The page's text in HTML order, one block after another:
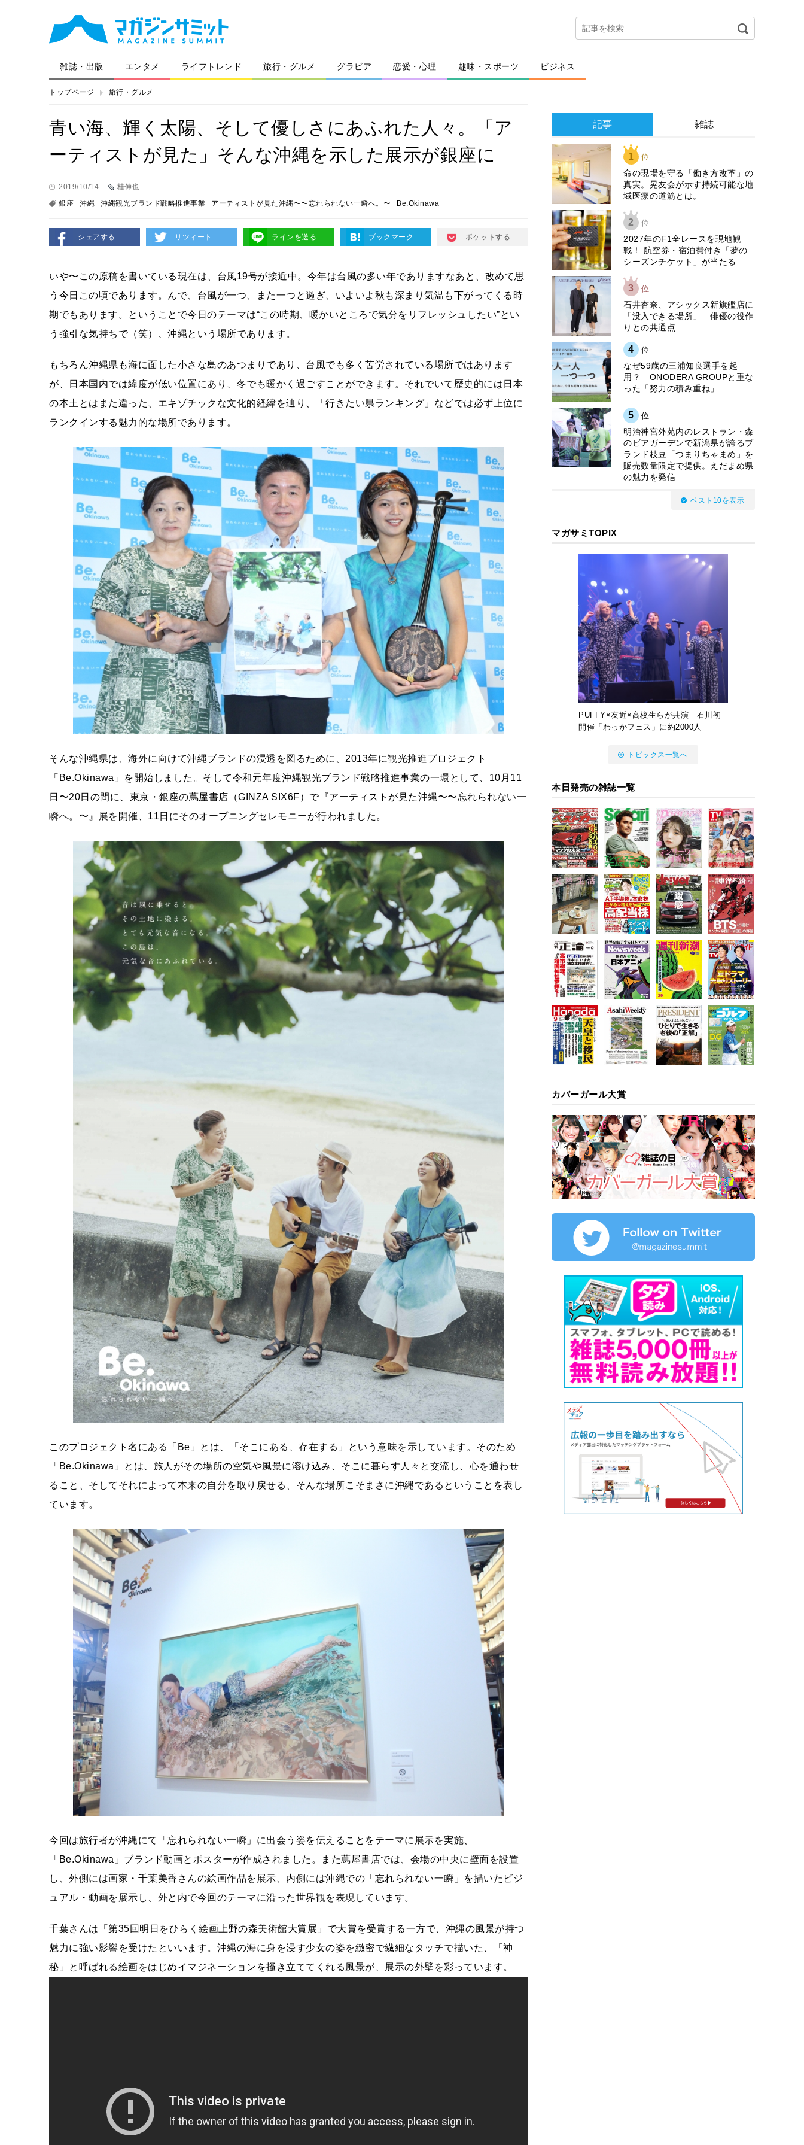
雑誌・出版 エンタメ ライフトレンド 旅行・グルメ グラビア 恋愛・心理 趣味・スポーツ ビジネス
トップページ 旅行・グルメ
青い海、輝く太陽、そして優しさにあふれた人々。「ア
ーティストが見た」そんな沖縄を示した展示が銀座に
2019/10/14
桂伸也
銀座
沖縄 沖縄観光ブランド戦略推進事業 アーティストが見た沖縄〜〜忘れられない一瞬へ。〜 Be.Okinawa
シェアする リツィート ラインを送る ブックマーク ポケットする
いや〜この原稿を書いている現在は、台風19号が接近中。今年は台風の多い年でありますなあと、改めて思
う今日この頃であります。んで、台風が一つ、また一つと過ぎ、いよいよ秋も深まり気温も下がってくる時
期でもあります。ということで今日のテーマは“この時期、暖かいところで気分をリフレッシュしたい”とい
う強引な気持ちで（笑）、沖縄という場所であります。
もちろん沖縄県も海に面した小さな島のあつまりであり、台風でも多く苦労されている場所ではあります
が、日本国内では緯度が低い位置にあり、冬でも暖かく過ごすことができます。それでいて歴史的には日本
の本土とはまた違った、エキゾチックな文化的経緯を辿り、「行きたい県ランキング」などでは必ず上位に
ランクインする魅力的な場所であります。
そんな沖縄県は、海外に向けて沖縄ブランドの浸透を図るために、2013年に観光推進プロジェクト
「Be.Okinawa」を開始しました。そして令和元年度沖縄観光ブランド戦略推進事業の一環として、10月11
日〜20日の間に、東京・銀座の蔦屋書店（GINZA SIX6F）で『アーティストが見た沖縄〜〜忘れられない一
瞬へ。〜』展を開催、11日にそのオープニングセレモニーが行われました。
このプロジェクト名にある「Be」とは、「そこにある、存在する」という意味を示しています。そのため
「Be.Okinawa」とは、旅人がその場所の空気や風景に溶け込み、そこに暮らす人々と交流し、心を通わせ
ること、そしてそれによって本来の自分を取り戻せる、そんな場所こそまさに沖縄であるということを表し
ています。
今回は旅行者が沖縄にて「忘れられない一瞬」に出会う姿を伝えることをテーマに展示を実施、
「Be.Okinawa」ブランド動画とポスターが作成されました。また蔦屋書店では、会場の中央に壁面を設置
し、外側には画家・千葉美香さんの絵画作品を展示、内側には沖縄での「忘れられない一瞬」を描いたビジ
ュアル・動画を展示し、外と内で今回のテーマに沿った世界観を表現しています。
千葉さんは「第35回明日をひらく絵画上野の森美術館大賞展」で大賞を受賞する一方で、沖縄の風景が持つ
魅力に強い影響を受けたといいます。沖縄の海に身を浸す少女の姿を緻密で繊細なタッチで描いた、「神
秘」と呼ばれる絵画をはじめイマジネーションを掻き立ててくれる風景が、展示の外壁を彩っています。
記事 雑誌
1 位
​命の現場を守る「働き方改革」の
真実。晃友会が示す持続可能な地
域医療の道筋とは。
2 位
2027年のF1全レースを現地観
戦！ 航空券・宿泊費付き「夢の
シーズンチケット」が当たる
3 位
石井杏奈、アシックス新旗艦店に
「没入できる場所」 俳優の役作
りとの共通点
4 位
なぜ59歳の三浦知良選手を起
用？ ONODERA GROUPと重な
った「努力の積み重ね」
5 位
明治神宮外苑内のレストラン・森
のビアガーデンで新潟県が誇るブ
ランド枝豆「つまりちゃまめ」を
販売数量限定で提供。えだまめ県
の魅力を発信
ベスト10を表示
マガサミTOPIX
PUFFY×友近×高校生らが共演 石川初
開催「わっかフェス」に約2000人
トピックス一覧へ
本日発売の雑誌一覧
カバーガール大賞